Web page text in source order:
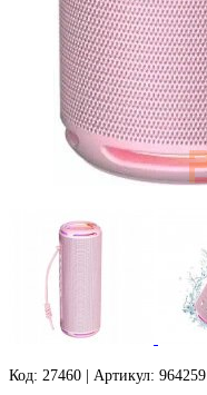
Код: 27460 | Артикул: 964259